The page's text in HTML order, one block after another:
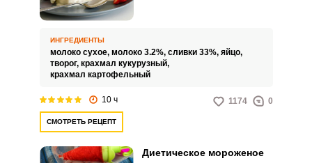
ИНГРЕДИЕНТЫ
молоко сухое, молоко 3.2%, сливки 33%, яйцо,
творог, крахмал кукурузный,
крахмал картофельный
10 ч 1174 0
СМОТРЕТЬ РЕЦЕПТ
Диетическое мороженое